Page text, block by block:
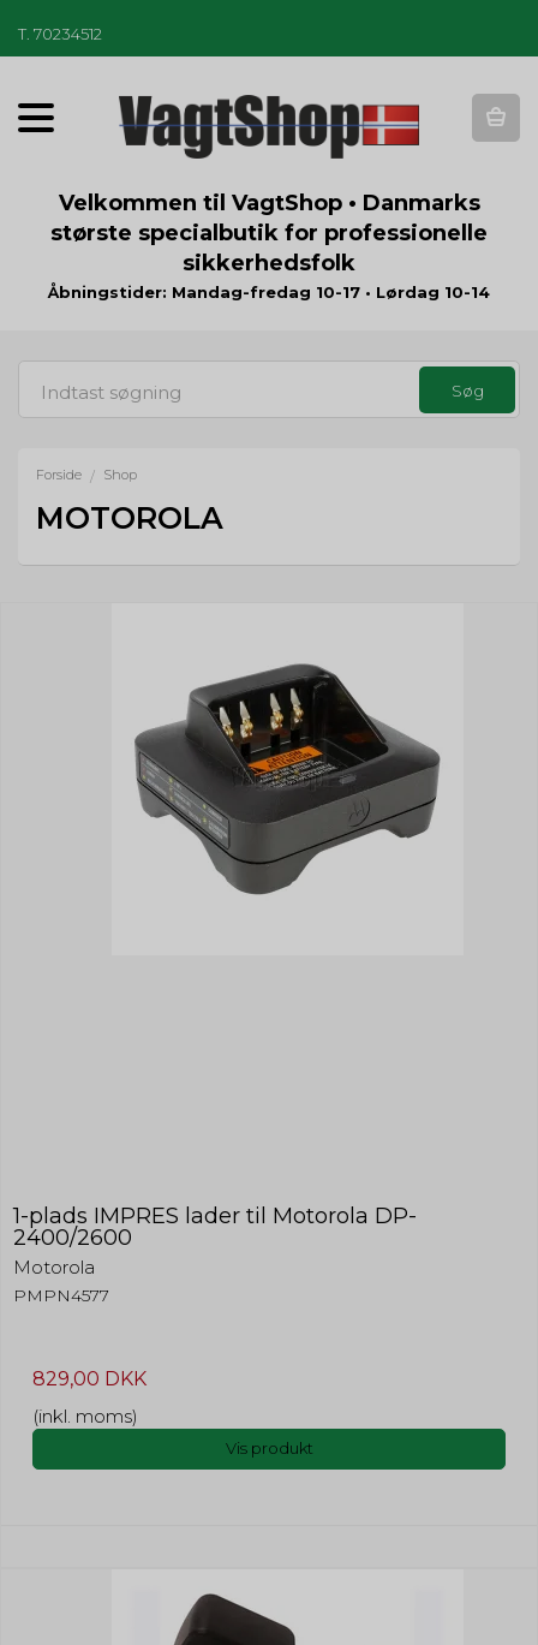
T 70234512
T
o
g
a
t
o
Velkommen til VagtShop • Danmarks
største specialbutik for professionelle
sikkerhedsfolk
Åbningstider: Mandag-fredag 10-17 • Lørdag 10-14
Forside / Shop
MOTOROLA
1-plads IMPRES lader til Motorola DP-
2400/2600
Motorola
PMPN4577
829,00 DKK
(inkl. moms)
Vis produkt